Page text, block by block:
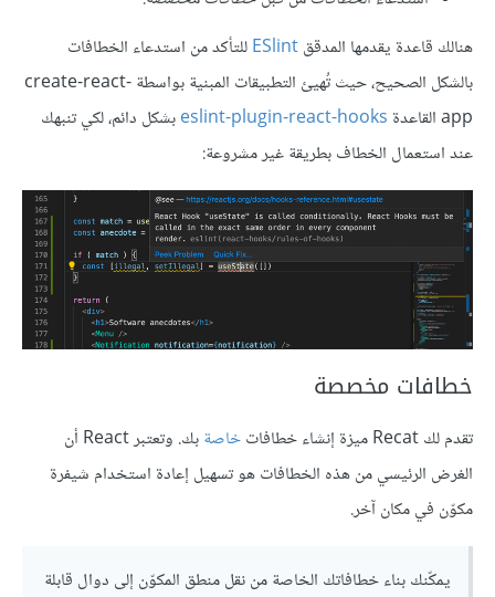
هنالك قاعدة يقدمها المدققESlintللتأكد من استدعاء الخطافات
بالشكل الصحيح، حيث تُهيئ التطبيقات المبنية بواسطة create-react-
app القاعدة
eslint-plugin-react-hooksبشكل دائم، لكي تنبهك
عند استعمال الخطاف بطريقة غير مشروعة:
خطافات مخصصة
تقدم لك Recat ميزة إنشاء خطافات خاصة
بك. وتعتبر React أن
الغرض الرئيسي من هذه الخطافات هو تسهيل إعادة استخدام شيفرة
مكوّن في مكان آخر.
يمكّنك بناء خطافاتك الخاصة من نقل منطق المكوّن إلى دوال قابلة